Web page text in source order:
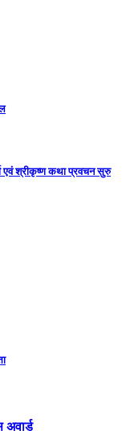
एवं श्रीकृष्ण कथा प्रवचन सुरु